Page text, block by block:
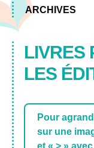
ARCHIVES
LIVRES
LES
Pour
sur une